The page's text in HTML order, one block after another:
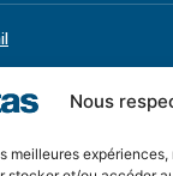
Nous
meilleures